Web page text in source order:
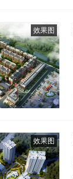
效果图
效果图